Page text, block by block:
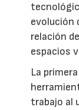
evolución
relación
espacios
La
trabajo al